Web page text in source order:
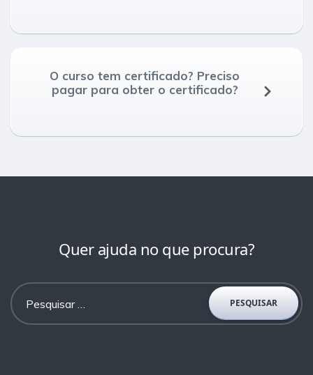
O curso tem certificado? Preciso
pagar para obter o certificado?
Quer ajuda no que procura?